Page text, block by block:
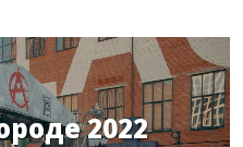
2022